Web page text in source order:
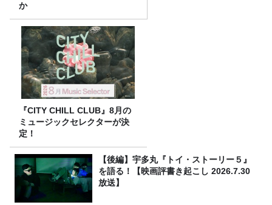
か
『CITY CHILL CLUB』8月の
ミュージックセレクターが決
定！
【後編】宇多丸『トイ・ストーリー５』
を語る！【映画評書き起こし 2026.7.30
放送】